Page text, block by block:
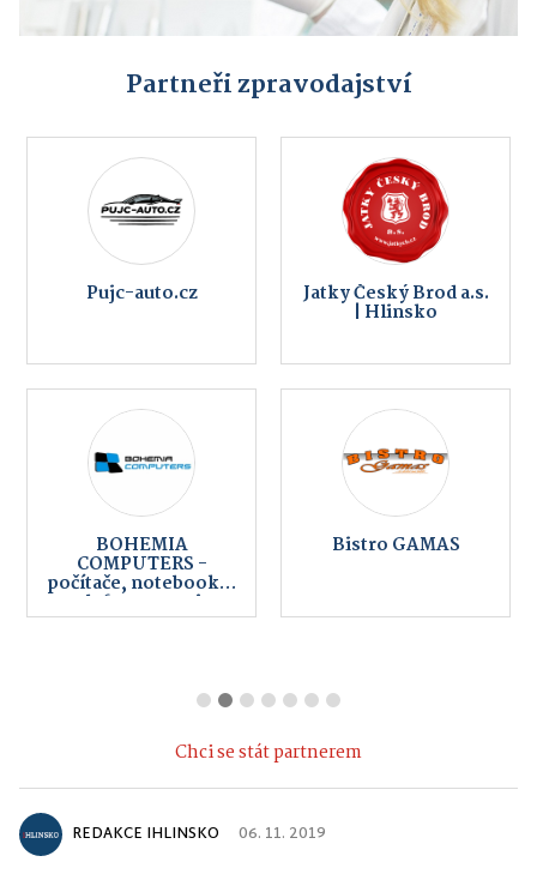
Partneři zpravodajství
Pujc-auto.cz Jatky Český Brod a.s.
| Hlinsko
BOHEMIA
COMPUTERS -
počítače, notebooky,
telefony, servis,
internet
Bistro GAMAS
Chci se stát partnerem
REDAKCE IHLINSKO 06. 11. 2019